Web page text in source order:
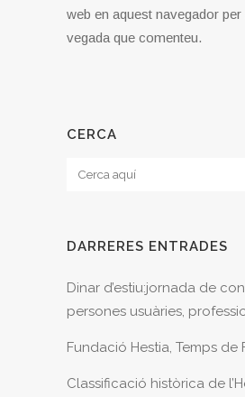
web en aquest navegador
vegada que comenteu.
CERCA
DARRERES ENTRADES
Dinar d’estiu:jornada de
persones usuàries,
Fundació Hestia, Temps de
Classificació històrica de